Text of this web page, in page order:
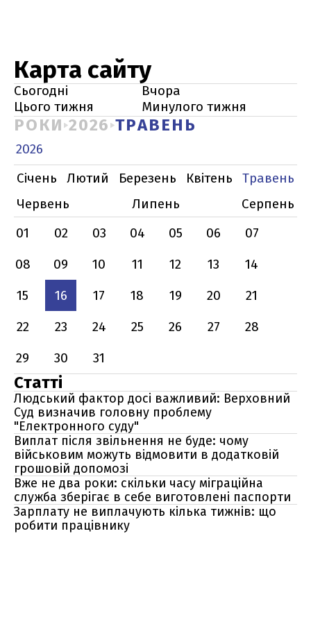
Карта сайту
Сьогодні
Вчора
Цього тижня
Минулого тижня
РОКИ 2026 ТРАВЕНЬ
2026
Січень
Лютий Березень Квітень
Травень
Червень
Липень
Серпень
01
02 03 04 05 06
07
08
09 10 11 12 13
14
15
16 17 18 19 20
21
22
23 24 25 26 27
28
29
30 31
Статті
Людський фактор досі важливий: Верховний
Суд визначив головну проблему
"Електронного суду"
Виплат після звільнення не буде: чому
військовим можуть відмовити в додатковій
грошовій допомозі
Вже не два роки: скільки часу міграційна
служба зберігає в себе виготовлені паспорти
Зарплату не виплачують кілька тижнів: що
робити працівнику